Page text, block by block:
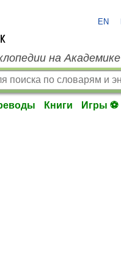
EN
на Академике
Книги Игры ⚽